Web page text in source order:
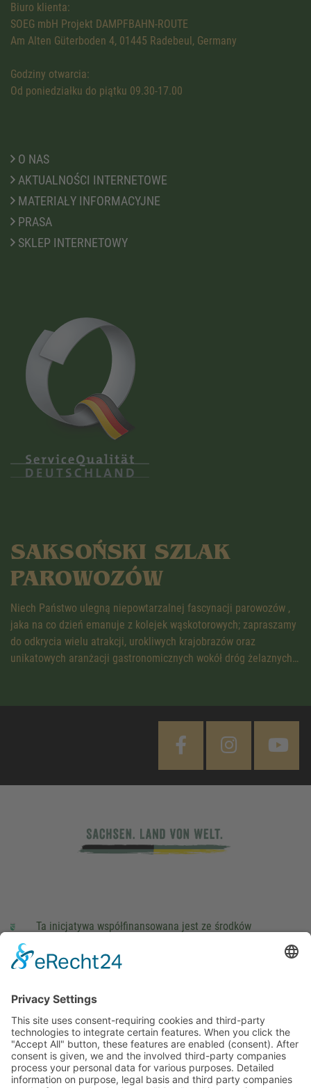
Biuro klienta:
SOEG mbH Projekt DAMPFBAHN-ROUTE
Am Alten Güterboden 4, 01445 Radebeul, Germany
Godziny otwarcia:
Od poniedziałku do piątku 09.30-17.00
O NAS
AKTUALNOŚCI INTERNETOWE
MATERIAŁY INFORMACYJNE
PRASA
SKLEP INTERNETOWY
SAKSOŃSKI SZLAK
PAROWOZÓW
Niech Państwo ulegną niepowtarzalnej fascynacji parowozów ,
jaka na co dzień emanuje z kolejek wąskotorowych; zapraszamy
do odkrycia wielu atrakcji, urokliwych krajobrazów oraz
unikatowych aranżacji gastronomicznych wokół dróg żelaznych…
Ta inicjatywa współfinansowana jest ze środków
parlamentarzystów Landtagu Saksońskiego budżetu.
stopka redakcyjna
This site uses consent-requiring cookies and third-party
technologies to integrate certain features. When you click the
"Accept All" button, these features are enabled (consent).